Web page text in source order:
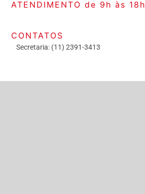
ATENDIMENTO de 9h às 18h
CONTATOS
Secretaria: (11) 2391-3413